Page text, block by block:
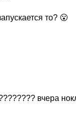
то? 😮
вчера